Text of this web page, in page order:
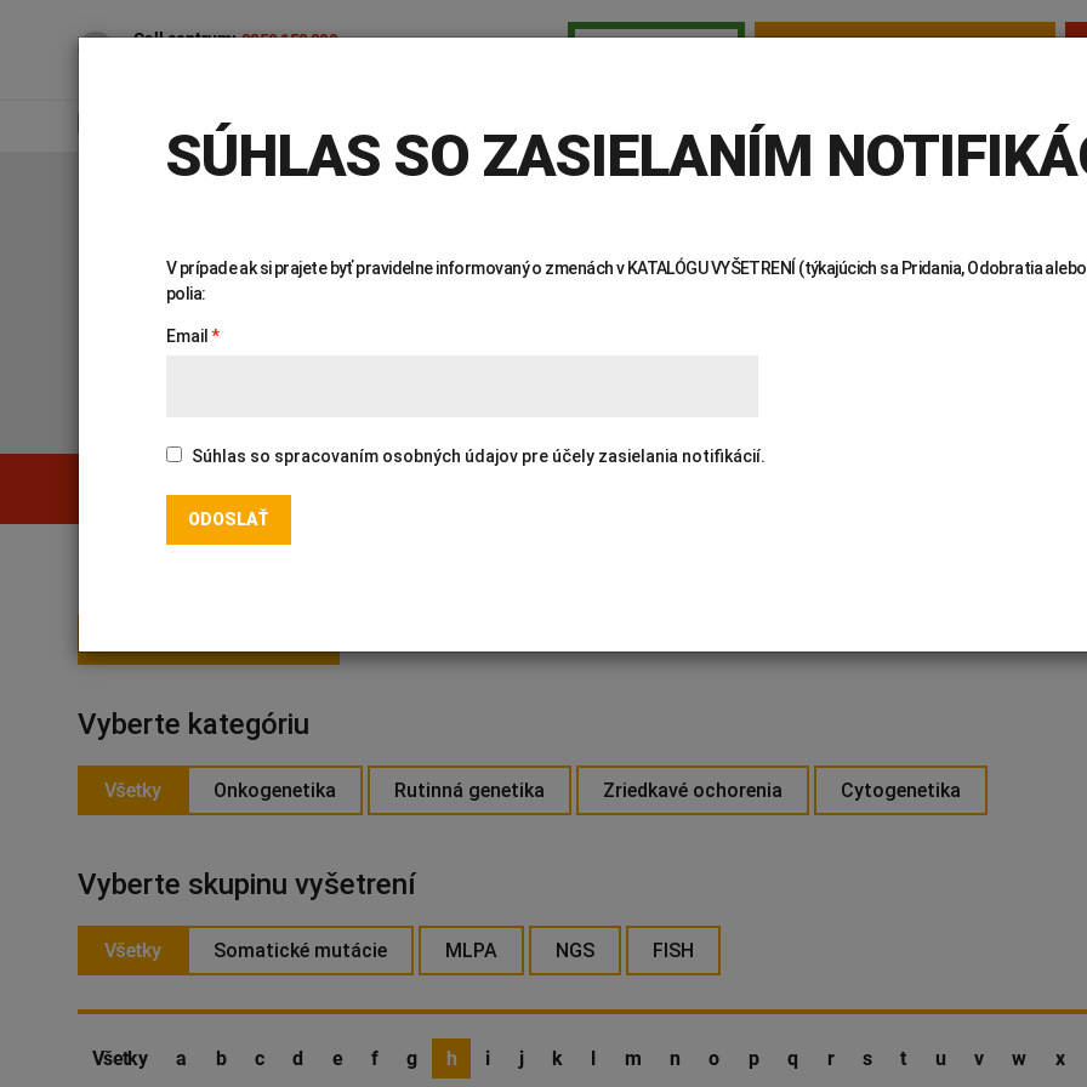
Call centrum: 0850 150 000
Genetika Covid-19 Žiadanky a tlačivá Výsledky vyšetrení
AKTUALITY KDE NÁS
KATALÓG VYŠETRENÍ
PREHĽADÁVAŤ KATALÓG:
Vyberte kategóriu
Všetky Onkogenetika Rutinná genetika Zriedkavé ochorenia Cytogenetika
Vyberte skupinu vyšetrení
Všetky Somatické mutácie MLPA NGS FISH
Všetky a b c d e f g h i j k l m n o p q r s t u v w x
SÚHLAS SO ZASIELANÍM
V prípade ak si prajete byť pravidelne informovaný o zmenách v KATALÓGU VYŠETRENÍ (týkajúcich sa Pridania, Odobratia
polia:
Email
Súhlas so spracovaním osobných údajov pre účely zasielania notifikácií.